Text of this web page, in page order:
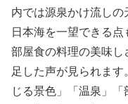
内では源泉かけ流し
日本海を一望できる点
部屋食の料理の美味
足した声が見られま
じる景色」「温泉」